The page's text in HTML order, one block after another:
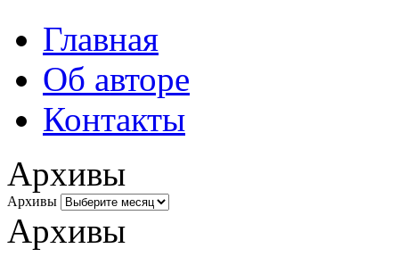
Главная
Об авторе
Контакты
Архивы
Архивы
Архивы